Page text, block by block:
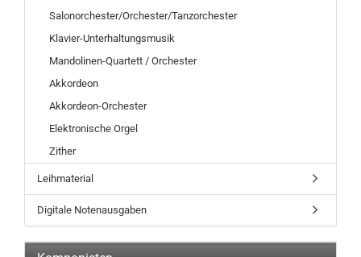
Salonorchester/Orchester/Tanzorchester
Klavier-Unterhaltungsmusik
Mandolinen-Quartett / Orchester
Akkordeon
Akkordeon-Orchester
Elektronische Orgel
Zither
Leihmaterial
Digitale Notenausgaben